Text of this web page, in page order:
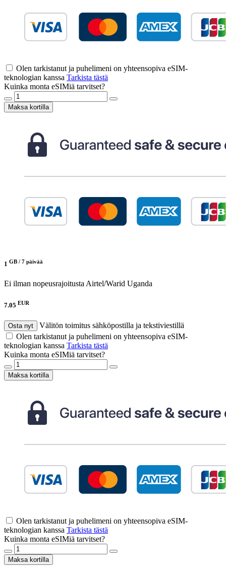
Olen tarkistanut ja puhelimeni on yhteensopiva eSIM-
teknologian kanssa Tarkista tästä
Kuinka monta eSIMiä tarvitset?
Maksa kortilla
1 GB / 7 päivää
Ei ilman nopeusrajoitusta Airtel/Warid Uganda
7.05 EUR
Osta nyt
Välitön toimitus sähköpostilla ja tekstiviestillä
Olen tarkistanut ja puhelimeni on yhteensopiva eSIM-
teknologian kanssa Tarkista tästä
Kuinka monta eSIMiä tarvitset?
Maksa kortilla
Olen tarkistanut ja puhelimeni on yhteensopiva eSIM-
teknologian kanssa Tarkista tästä
Kuinka monta eSIMiä tarvitset?
Maksa kortilla